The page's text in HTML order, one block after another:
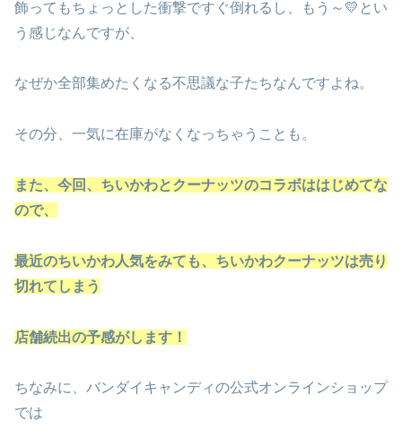
飾ってもちょっとした衝撃ですぐ倒れるし、もう～💛とい
う感じなんですが、
なぜか全部集めたくなる不思議な子たちなんですよね。
その分、一気に在庫がなくなっちゃうことも。
また、今回、ちいかわとクーナッツのコラボははじめてな
ので、
最近のちいかわ人気をみても、ちいかわクーナッツは売り
切れてしまう
店舗続出の予感がします！
ちなみに、バンダイキャンディの公式オンラインショップ
では